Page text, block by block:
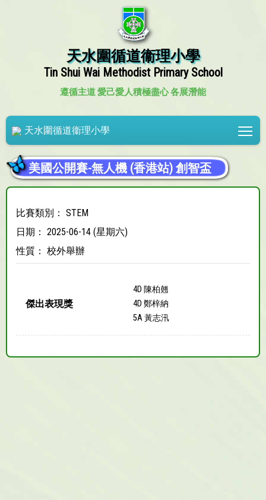
天水圍循道衞理小學
Tin Shui Wai Methodist Primary School
遵循主道 愛己愛人積極盡心 各展潛能
天水圍循道衞理小學
美國公開賽-無人機 (香港站) 創智盃
比賽類別： STEM
日期： 2025-06-14 (星期六)
性質： 校外舉辦
傑出表現獎
4D 陳柏翹
4D 鄭梓納
5A 黃志汛